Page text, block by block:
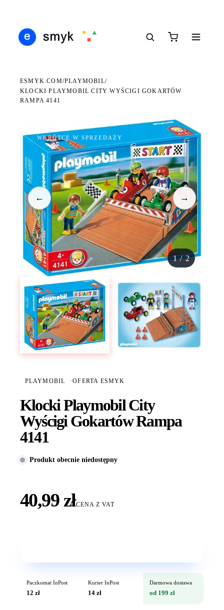
ESMYK.COM/PLAYMOBIL/
KLOCKI PLAYMOBIL CITY WYŚCIGI GOKARTÓW
RAMPA 4141
WKRÓTCE W SPRZEDAŻY
← →
1/2
PLAYMOBIL ·OFERTA ESMYK
Klocki Playmobil City
Wyścigi Gokartów Rampa
4141
Produkt obecnie niedostępny
40,99 złCENA Z VAT
Paczkomat InPost
12 zł
Kurier InPost
14 zł
Darmowa dostawa
od 199 zł